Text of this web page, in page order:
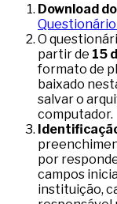
Download
O
partir de 15
formato de
baixado
salvar o
computador.
por
campos
instituição,